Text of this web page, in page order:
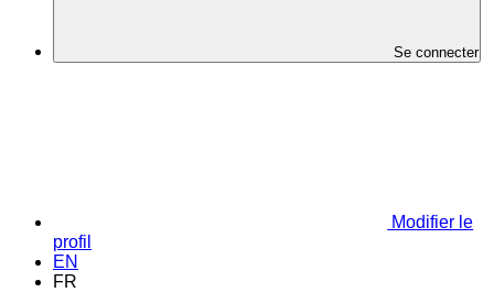
Se connecter
Modifier le
profil
EN
FR